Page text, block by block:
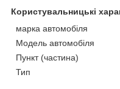
Користувальницькі
марка автомобіля
Модель автомобіля
Пункт (частина)
Тип